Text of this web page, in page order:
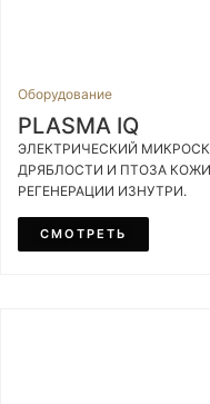
Оборудование
PLASMA IQ
ЭЛЕКТРИЧЕСКИЙ
ДРЯБЛОСТИ И ПТОЗА
РЕГЕНЕРАЦИИ ИЗНУТРИ.
СМОТРЕТЬ